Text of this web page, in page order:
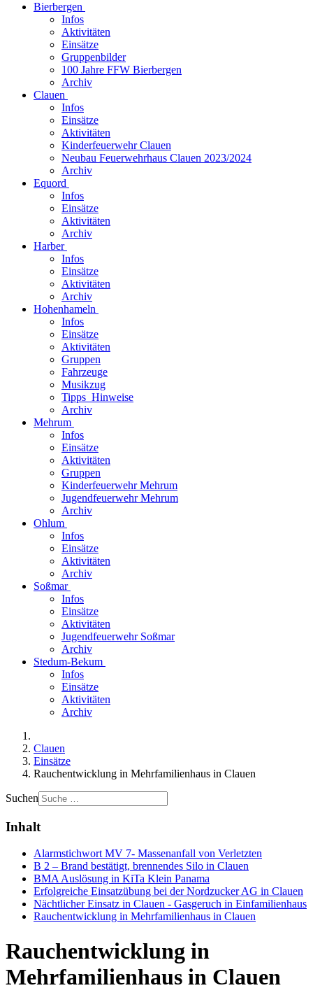
Bierbergen
Infos
Aktivitäten
Einsätze
Gruppenbilder
100 Jahre FFW Bierbergen
Archiv
Clauen
Infos
Einsätze
Aktivitäten
Kinderfeuerwehr Clauen
Neubau Feuerwehrhaus Clauen 2023/2024
Archiv
Equord
Infos
Einsätze
Aktivitäten
Archiv
Harber
Infos
Einsätze
Aktivitäten
Archiv
Hohenhameln
Infos
Einsätze
Aktivitäten
Gruppen
Fahrzeuge
Musikzug
Tipps_Hinweise
Archiv
Mehrum
Infos
Einsätze
Aktivitäten
Gruppen
Kinderfeuerwehr Mehrum
Jugendfeuerwehr Mehrum
Archiv
Ohlum
Infos
Einsätze
Aktivitäten
Archiv
Soßmar
Infos
Einsätze
Aktivitäten
Jugendfeuerwehr Soßmar
Archiv
Stedum-Bekum
Infos
Einsätze
Aktivitäten
Archiv
Clauen
Einsätze
Rauchentwicklung in Mehrfamilienhaus in Clauen
Suchen
Inhalt
Alarmstichwort MV 7- Massenanfall von Verletzten
B 2 – Brand bestätigt, brennendes Silo in Clauen
BMA Auslösung in KiTa Klein Panama
Erfolgreiche Einsatzübung bei der Nordzucker AG in Clauen
Nächtlicher Einsatz in Clauen - Gasgeruch in Einfamilienhaus
Rauchentwicklung in Mehrfamilienhaus in Clauen
Rauchentwicklung in
Mehrfamilienhaus in Clauen